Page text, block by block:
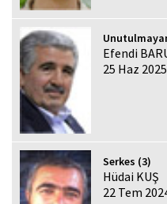
Efendi
25 Haz 2025
Serkes (3)
Hüdai KUŞ
22 Tem